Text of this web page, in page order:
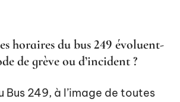
horaires du bus 249 évoluent-
de grève ou d’incident ?
Bus 249, à l’image de toutes